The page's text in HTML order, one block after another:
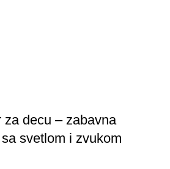
za decu – zabavna
svetlom i zvukom